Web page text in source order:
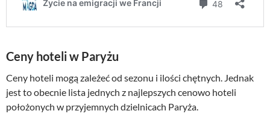
Ceny hoteli w Paryżu
Ceny hoteli mogą zależeć od sezonu i ilości chętnych. Jednak
jest to obecnie lista jednych z najlepszych cenowo hoteli
położonych w przyjemnych dzielnicach Paryża.